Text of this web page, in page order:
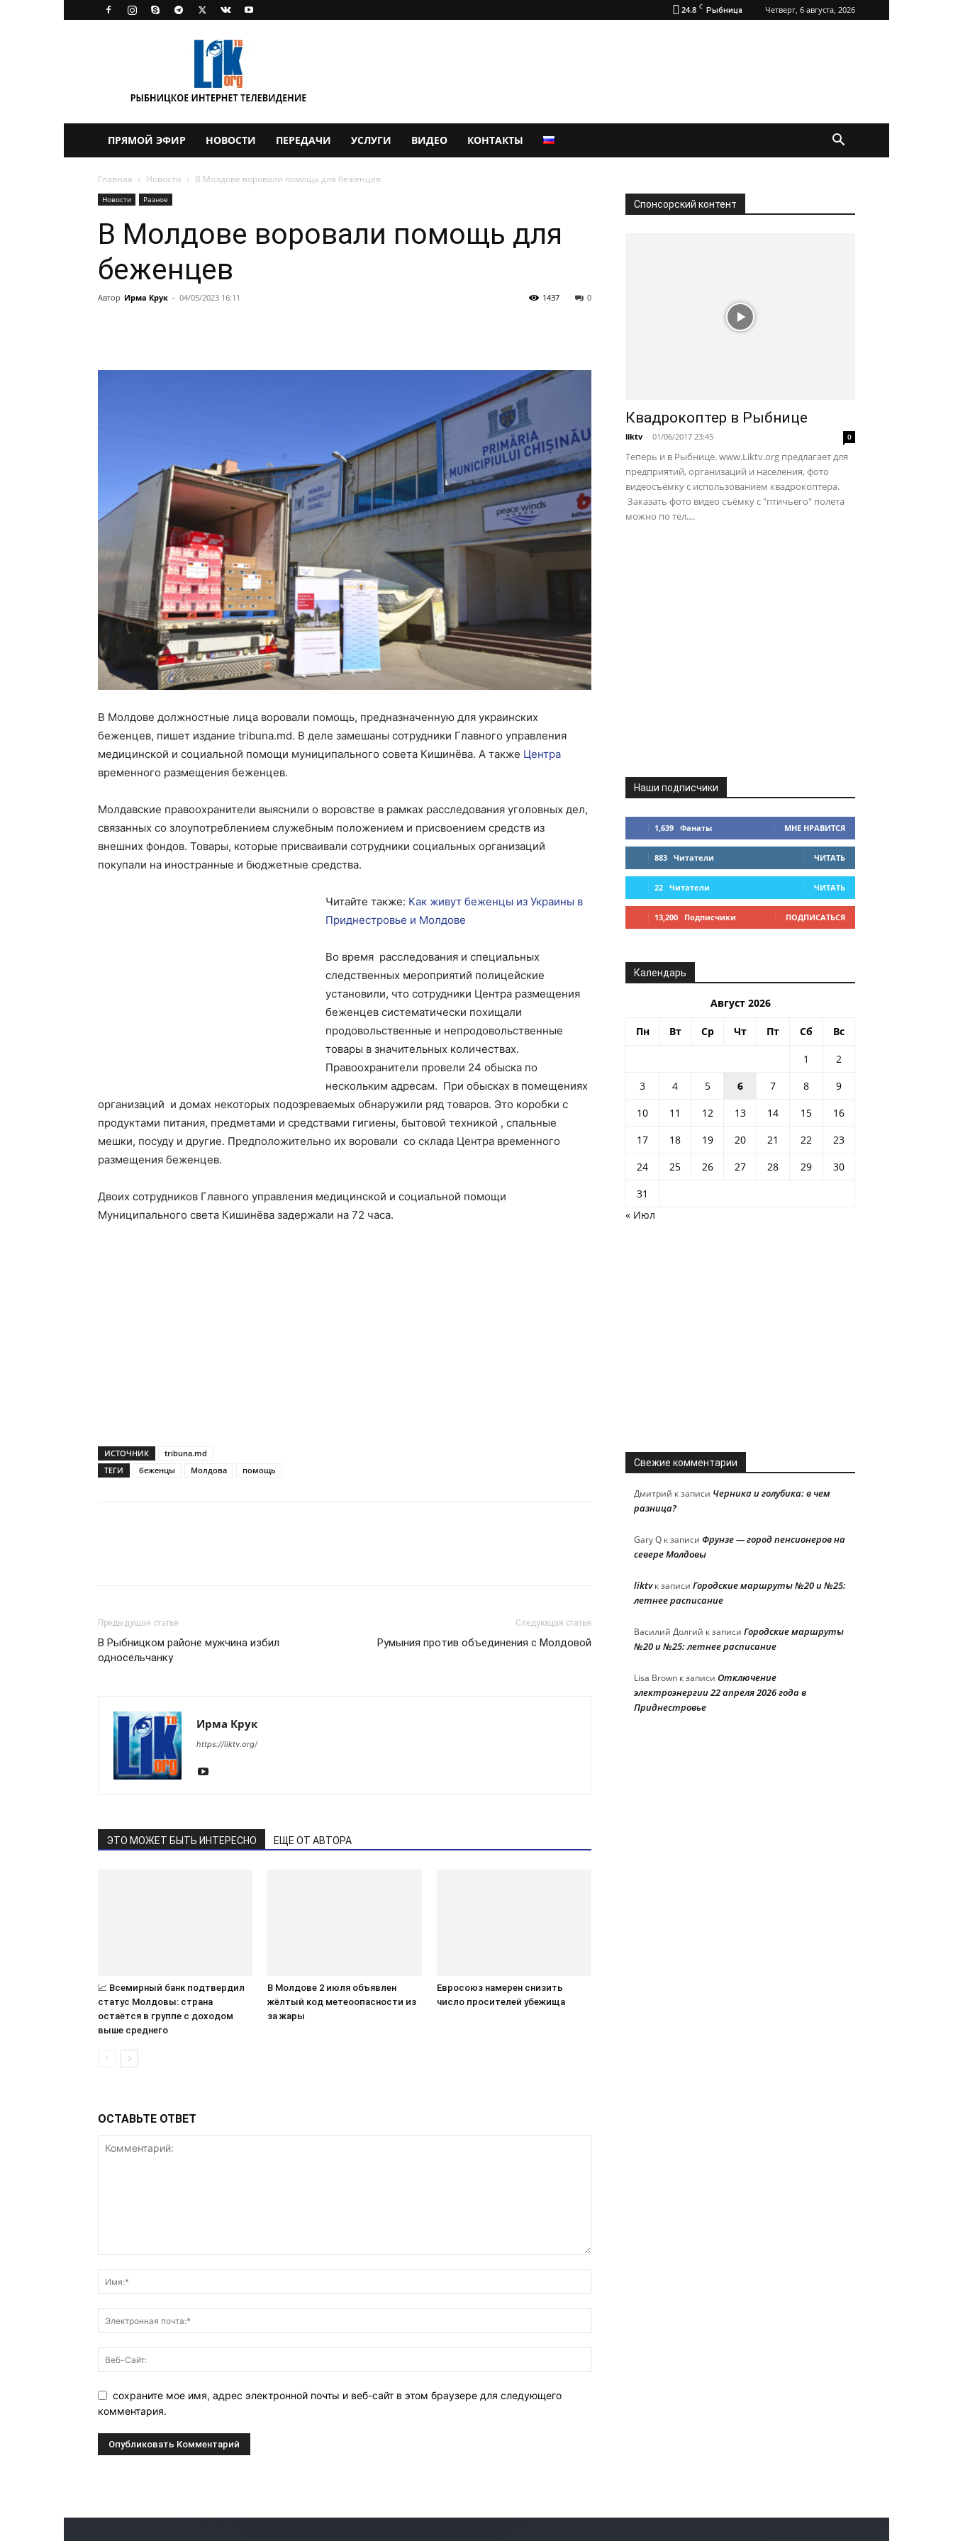
24.8 C Рыбница Четверг, 6 августа, 2026
ПРЯМОЙ ЭФИР НОВОСТИ ПЕРЕДАЧИ УСЛУГИ ВИДЕО КОНТАКТЫ
Главная Новости В Молдове воровали помощь для беженцев
Новости Разное
В Молдове воровали помощь для
беженцев
Автор Ирма Крук - 04/05/2023 16:11 0
1437
В Молдове должностные лица воровали помощь, предназначенную для украинских
беженцев, пишет издание tribuna.md. В деле замешаны сотрудники Главного управления
медицинской и социальной помощи муниципального совета Кишинёва. А также Центра
временного размещения беженцев.
Молдавские правоохранители выяснили о воровстве в рамках расследования уголовных дел,
связанных со злоупотреблением служебным положением и присвоением средств из
внешних фондов. Товары, которые присваивали сотрудники социальных организаций
покупали на иностранные и бюджетные средства.
Читайте также: Как живут беженцы из Украины в
Приднестровье и Молдове
Во время расследования и специальных
следственных мероприятий полицейские
установили, что сотрудники Центра размещения
беженцев систематически похищали
продовольственные и непродовольственные
товары в значительных количествах.
Правоохранители провели 24 обыска по
нескольким адресам. При обысках в помещениях
организаций и домах некоторых подозреваемых обнаружили ряд товаров. Это коробки с
продуктами питания, предметами и средствами гигиены, бытовой техникой , спальные
мешки, посуду и другие. Предположительно их воровали со склада Центра временного
размещения беженцев.
Двоих сотрудников Главного управления медицинской и социальной помощи
Муниципального света Кишинёва задержали на 72 часа.
ИСТОЧНИК
tribuna.md
ТЕГИ
беженцы Молдова помощь
Предыдущая статья
В Рыбницком районе мужчина избил
односельчанку
Следующая статья
Румыния против объединения с Молдовой
Ирма Крук
https://liktv.org/
ЭТО МОЖЕТ БЫТЬ ИНТЕРЕСНО ЕЩЕ ОТ АВТОРА
📈 Всемирный банк подтвердил
статус Молдовы: страна
остаётся в группе с доходом
выше среднего
В Молдове 2 июля объявлен
жёлтый код метеоопасности из
за жары
Евросоюз намерен снизить
число просителей убежища
ОСТАВЬТЕ ОТВЕТ
сохраните мое имя, адрес электронной почты и веб-сайт в этом браузере для следующего
комментария.
Спонсорский контент
Квадрокоптер в Рыбнице
liktv - 01/06/2017 23:45 0
Теперь и в Рыбнице. www.Liktv.org предлагает для
предприятий, организаций и населения, фото
видеосъёмку с использованием квадрокоптера.
Заказать фото видео съёмку с "птичьего" полета
можно по тел....
Наши подписчики
1,639 Фанаты МНЕ НРАВИТСЯ
883 Читатели ЧИТАТЬ
22 Читатели ЧИТАТЬ
13,200 Подписчики ПОДПИСАТЬСЯ
Календарь
Август 2026
Пн Вт Ср Чт Пт Сб Вс
1
2
3
4 5 6 7 8
9
10
11 12 13 14 15
16
17
18 19 20 21 22
23
24
25 26 27 28 29
30
31
« Июл
Свежие комментарии
Дмитрий к записи Черника и голубика: в чем
разница?
Gary Q к записи Фрунзе — город пенсионеров на
севере Молдовы
liktvк записи Городские маршруты №20 и №25:
летнее расписание
Василий Долгий к записи Городские маршруты
№20 и №25: летнее расписание
Lisa Brown к записи Отключение
электроэнергии 22 апреля 2026 года в
Приднестровье